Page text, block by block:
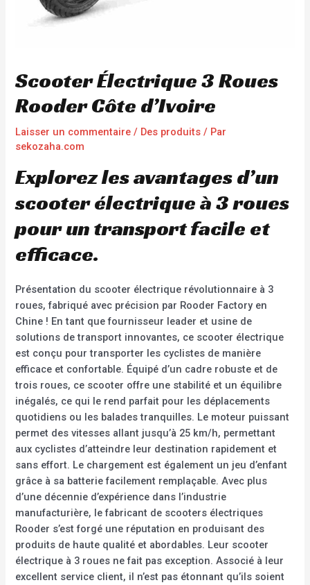
Scooter Électrique 3 Roues
Rooder Côte d’Ivoire
Laisser un commentaire / Des produits / Par
sekozaha.com
Explorez les avantages d’un
scooter électrique à 3 roues
pour un transport facile et
efficace.
Présentation du scooter électrique révolutionnaire à 3
roues, fabriqué avec précision par Rooder Factory en
Chine ! En tant que fournisseur leader et usine de
solutions de transport innovantes, ce scooter électrique
est conçu pour transporter les cyclistes de manière
efficace et confortable. Équipé d’un cadre robuste et de
trois roues, ce scooter offre une stabilité et un équilibre
inégalés, ce qui le rend parfait pour les déplacements
quotidiens ou les balades tranquilles. Le moteur puissant
permet des vitesses allant jusqu’à 25 km/h, permettant
aux cyclistes d’atteindre leur destination rapidement et
sans effort. Le chargement est également un jeu d’enfant
grâce à sa batterie facilement remplaçable. Avec plus
d’une décennie d’expérience dans l’industrie
manufacturière, le fabricant de scooters électriques
Rooder s’est forgé une réputation en produisant des
produits de haute qualité et abordables. Leur scooter
électrique à 3 roues ne fait pas exception. Associé à leur
excellent service client, il n’est pas étonnant qu’ils soient